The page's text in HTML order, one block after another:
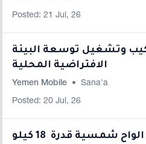
Posted: 21 Jul, 26
وتشغيل توسعة البيئة
الافتراضية المحلية
Yemen Mobile • Sana'a
Posted: 20 Jul, 26
شراء وتوريد منظومة الواح شمسية قدرة 18 كيلو